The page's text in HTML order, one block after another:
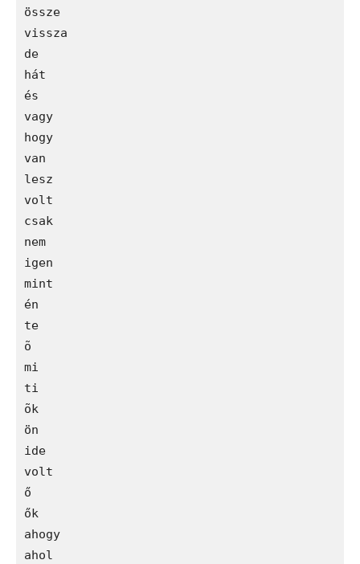
össze
vissza
de
hát
és
vagy
hogy
van
lesz
volt
csak
nem
igen
mint
én
te
õ
mi
ti
õk
ön
ide
volt
ő
ők
ahogy
ahol